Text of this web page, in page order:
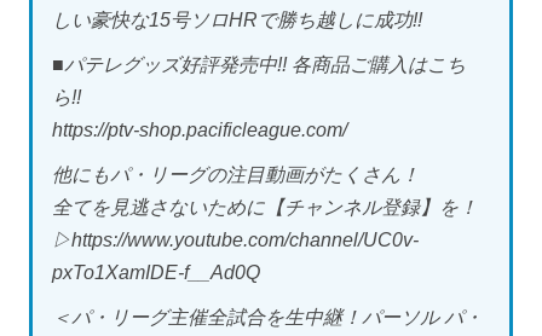
しい豪快な15号ソロHRで勝ち越しに成功!!
■パテレグッズ好評発売中!! 各商品ご購入はこち
ら!!
https://ptv-shop.pacificleague.com/
他にもパ・リーグの注目動画がたくさん！
全てを見逃さないために【チャンネル登録】を！
▷https://www.youtube.com/channel/UC0v-
pxTo1XamIDE-f__Ad0Q
＜パ・リーグ主催全試合を生中継！パーソル パ・